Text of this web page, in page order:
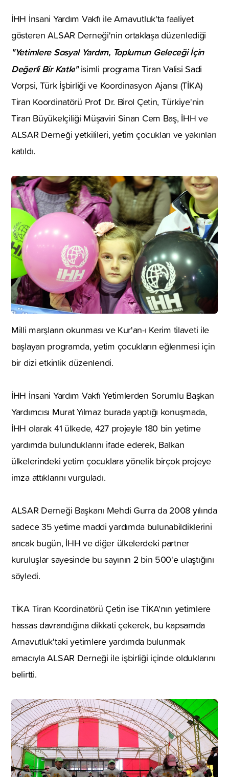
İHH İnsani Yardım Vakfı ile Arnavutluk'ta faaliyet
gösteren ALSAR Derneği'nin ortaklaşa düzenlediği
"Yetimlere Sosyal Yardım, Toplumun Geleceği İçin
Değerli Bir Katkı"isimli programa Tiran Valisi Sadi
Vorpsi, Türk İşbirliği ve Koordinasyon Ajansı (TİKA)
Tiran Koordinatörü Prof. Dr. Birol Çetin, Türkiye'nin
Tiran Büyükelçiliği Müşaviri Sinan Cem Baş, İHH ve
ALSAR Derneği yetkilileri, yetim çocukları ve yakınları
katıldı.
Milli marşların okunması ve Kur'an-ı Kerim tilaveti ile
başlayan programda, yetim çocukların eğlenmesi için
bir dizi etkinlik düzenlendi.
İHH İnsani Yardım Vakfı Yetimlerden Sorumlu Başkan
Yardımcısı Murat Yılmaz burada yaptığı konuşmada,
İHH olarak 41 ülkede, 427 projeyle 180 bin yetime
yardımda bulunduklarını ifade ederek, Balkan
ülkelerindeki yetim çocuklara yönelik birçok projeye
imza attıklarını vurguladı.
ALSAR Derneği Başkanı Mehdi Gurra da 2008 yılında
sadece 35 yetime maddi yardımda bulunabildiklerini
ancak bugün, İHH ve diğer ülkelerdeki partner
kuruluşlar sayesinde bu sayının 2 bin 500'e ulaştığını
söyledi.
TİKA Tiran Koordinatörü Çetin ise TİKA'nın yetimlere
hassas davrandığına dikkati çekerek, bu kapsamda
Arnavutluk'taki yetimlere yardımda bulunmak
amacıyla ALSAR Derneği ile işbirliği içinde olduklarını
belirtti.